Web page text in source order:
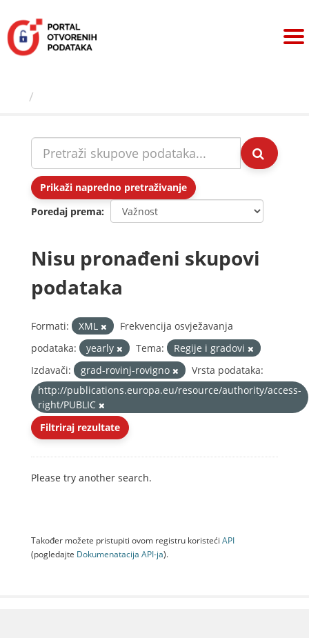
sadržaj
Prikaži napredno pretraživanje
Poredaj prema
Nisu pronađeni skupovi
podataka
Formati: XML
Frekvencija osvježavanja
podataka:
yearly Tema:
Regije i gradovi
Izdavači:
grad-rovinj-rovigno
Vrsta podataka:
http://publications.europa.eu/resource/authority/access-
right/PUBLIC
Filtriraj rezultate
Please try another search.
Također možete pristupiti ovom registru koristeći API
(pogledajte Dokumenаtаcijа API-jа).